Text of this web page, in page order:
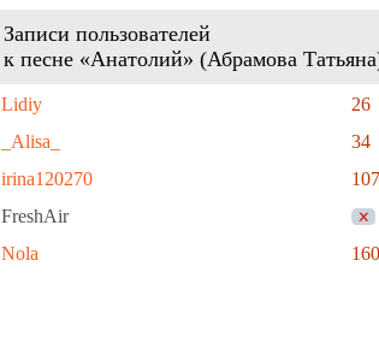
Записи пользователей
к песне «Анатолий» (Абрамова
Lidiy 26
_Alisa_ 34
irina120270 107
FreshAir
Nola 160